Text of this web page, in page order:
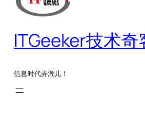
ITGeeker技术奇
信息时代弄潮儿！